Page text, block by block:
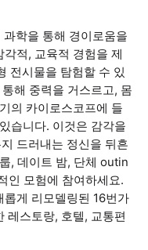
학을 통해 경이로움을
적, 교육적 경험을 제
전시물을 탐험할 수 있
해 중력을 거스르고, 몸
의 카이로스코프에 들
습니다. 이것은 감각을
드러내는 정신을 뒤흔
, 데이트 밤, 단체 outin
인 모험에 참여하세요.
게 리모델링된 16번가
레스토랑, 호텔, 교통편